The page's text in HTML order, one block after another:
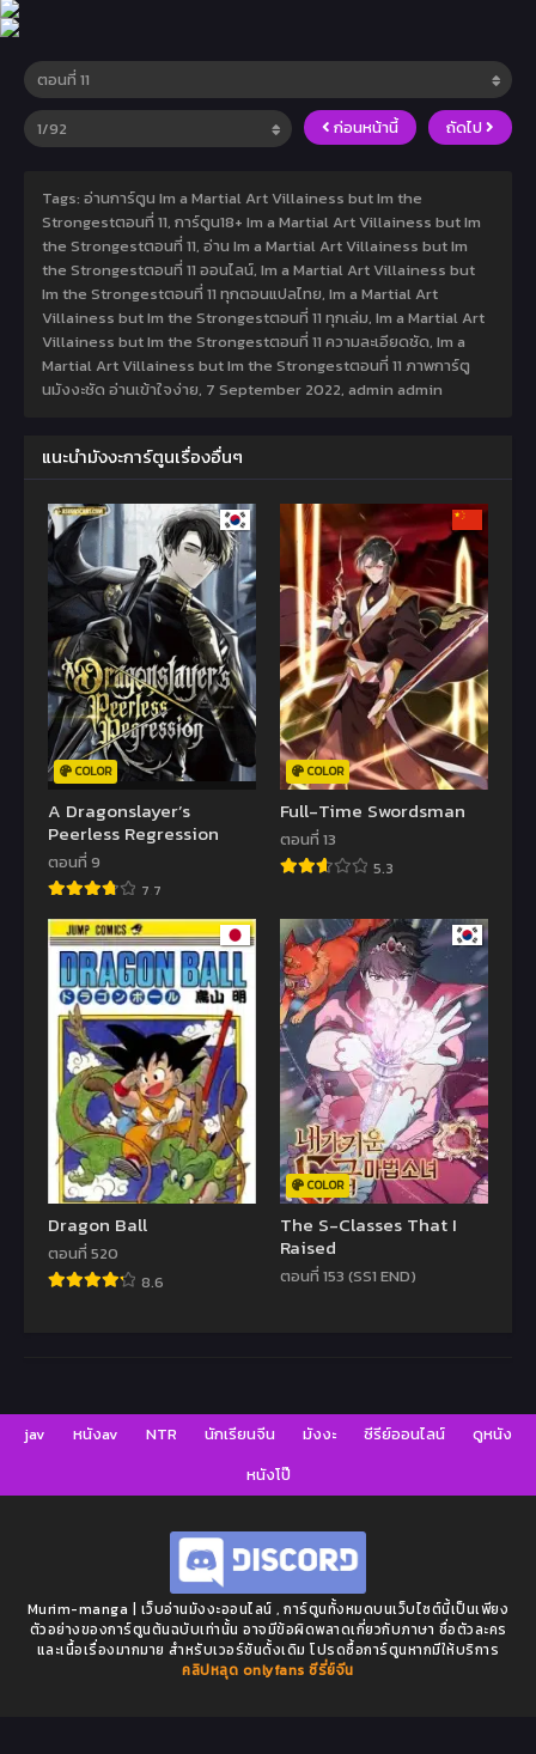
ก่อนหน้านี้ ถัดไป
Tags: อ่านการ์ตูน Im a Martial Art Villainess but Im the
Strongestตอนที่ 11, การ์ตูน18+ Im a Martial Art Villainess but Im
the Strongestตอนที่ 11, อ่าน Im a Martial Art Villainess but Im
the Strongestตอนที่ 11 ออนไลน์, Im a Martial Art Villainess but
Im the Strongestตอนที่ 11 ทุกตอนแปลไทย, Im a Martial Art
Villainess but Im the Strongestตอนที่ 11 ทุกเล่ม, Im a Martial Art
Villainess but Im the Strongestตอนที่ 11 ความละเอียดชัด, Im a
Martial Art Villainess but Im the Strongestตอนที่ 11 ภาพการ์ตู
นมังงะชัด อ่านเข้าใจง่าย, 7 September 2022, admin admin
แนะนำมังงะการ์ตูนเรื่องอื่นๆ
COLOR
A Dragonslayer’s
Peerless Regression
ตอนที่ 9
7.7
COLOR
Full-Time Swordsman
ตอนที่ 13
5.3
Dragon Ball
ตอนที่ 520
8.6
COLOR
The S-Classes That I
Raised
ตอนที่ 153 (SS1 END)
jav หนังav NTR นักเรียนจีน มังงะ ซีรีย์ออนไลน์
ดูหนัง
หนังโป๊
Murim-manga | เว็บอ่านมังงะออนไลน์ , การ์ตูนทั้งหมดบนเว็บไซต์นี้เป็นเพียง
ตัวอย่างของการ์ตูนต้นฉบับเท่านั้น อาจมีข้อผิดพลาดเกี่ยวกับภาษา ชื่อตัวละคร
และเนื้อเรื่องมากมาย สำหรับเวอร์ชันดั้งเดิม โปรดซื้อการ์ตูนหากมีให้บริการ
คลิปหลุด onlyfans ซีรี่ย์จีน